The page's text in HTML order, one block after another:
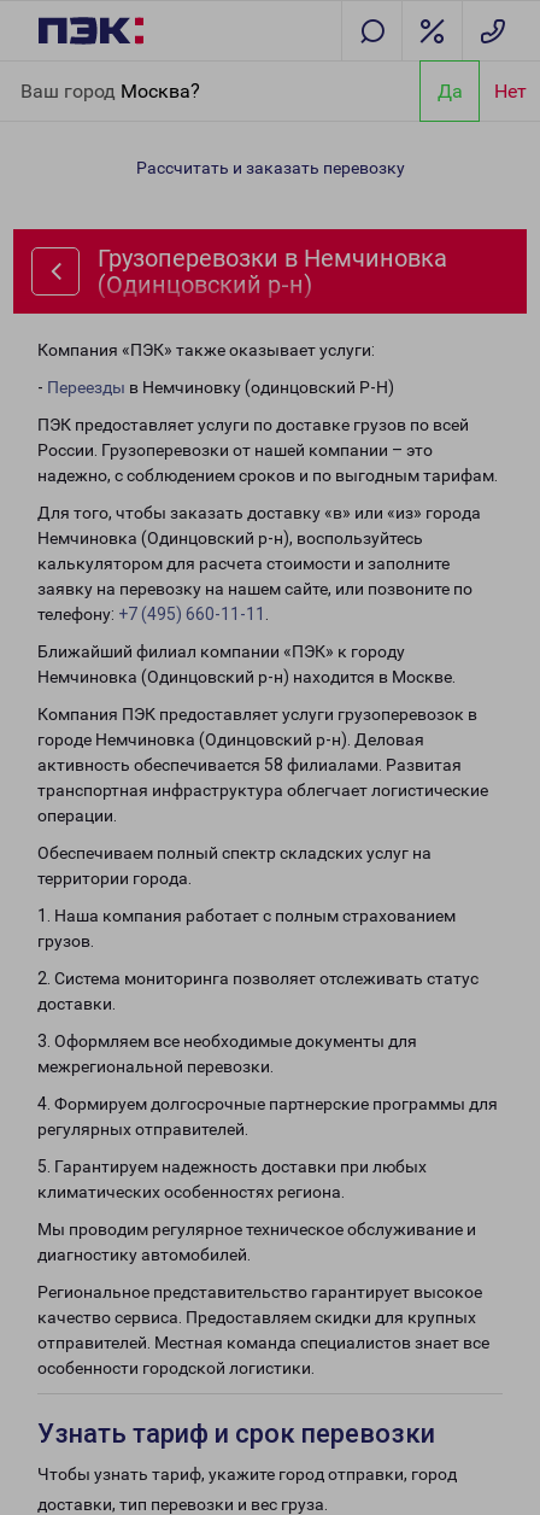
Ваш город Москва? Да Нет
(Одинцовский р-н)
Рассчитать и заказать перевозку
Грузоперевозки в Немчиновка
(Одинцовский р-н)
Компания «ПЭК» также оказывает услуги:
- Переезды в Немчиновку (одинцовский Р-Н)
ПЭК предоставляет услуги по доставке грузов по всей
России. Грузоперевозки от нашей компании – это
надежно, с соблюдением сроков и по выгодным тарифам.
Для того, чтобы заказать доставку «в» или «из» города
Немчиновка (Одинцовский р-н), воспользуйтесь
калькулятором для расчета стоимости и заполните
заявку на перевозку на нашем сайте, или позвоните по
телефону: +7 (495) 660-11-11
Ближайший филиал компании «ПЭК» к городу
Немчиновка (Одинцовский р-н) находится в Москве.
Компания ПЭК предоставляет услуги грузоперевозок в
городе Немчиновка (Одинцовский р-н). Деловая
активность обеспечивается 58 филиалами. Развитая
транспортная инфраструктура облегчает логистические
операции.
Обеспечиваем полный спектр складских услуг на
территории города.
1. Наша компания работает с полным страхованием
грузов.
2. Система мониторинга позволяет отслеживать статус
доставки.
3. Оформляем все необходимые документы для
межрегиональной перевозки.
4. Формируем долгосрочные партнерские программы для
регулярных отправителей.
5. Гарантируем надежность доставки при любых
климатических особенностях региона.
Мы проводим регулярное техническое обслуживание и
диагностику автомобилей.
Региональное представительство гарантирует высокое
качество сервиса. Предоставляем скидки для крупных
отправителей. Местная команда специалистов знает все
особенности городской логистики.
Узнать тариф и срок перевозки
Чтобы узнать тариф, укажите город отправки, город
доставки, тип перевозки и вес груза.